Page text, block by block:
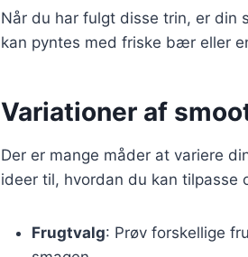
Når du har fulgt disse trin, er din
kan pyntes med friske bær eller
Variationer af
Der er mange måder at variere
ideer til, hvordan du kan tilpasse
Frugtvalg: Prøv forskellige